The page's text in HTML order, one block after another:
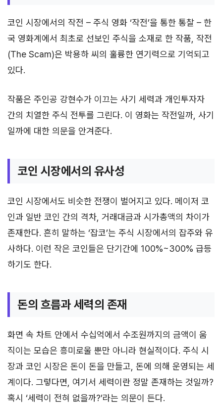
코인 시장에서의 작전 – 주식 영화 ‘작전’을 통한 통찰 – 한
국 영화계에서 최초로 선보인 주식을 소재로 한 작품, 작전
(The Scam)은 박용하 씨의 훌륭한 연기력으로 기억되고
있다.
작품은 주인공 강현수가 이끄는 사기 세력과 개인투자자
간의 치열한 주식 전투를 그린다. 이 영화는 작전일까, 사기
일까에 대한 의문을 안겨준다.
코인 시장에서의 유사성
코인 시장에서도 비슷한 전쟁이 벌어지고 있다. 메이저 코
인과 일반 코인 간의 격차, 거래대금과 시가총액의 차이가
존재한다. 흔히 말하는 ‘잡코’는 주식 시장에서의 잡주와 유
사하다. 이런 작은 코인들은 단기간에 100%~300% 급등
하기도 한다.
돈의 흐름과 세력의 존재
화면 속 차트 안에서 수십억에서 수조원까지의 금액이 움
직이는 모습은 흥미로울 뿐만 아니라 현실적이다. 주식 시
장과 코인 시장은 돈이 돈을 만들고, 돈에 의해 운영되는 세
계이다. 그렇다면, 여기서 세력이란 정말 존재하는 것일까?
혹시 ‘세력이 전혀 없을까?’라는 의문이 든다.